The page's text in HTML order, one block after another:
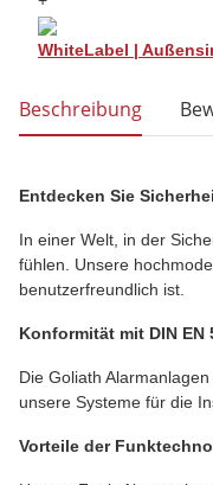
WhiteLabel |
Beschreibung
Entdecken Sie
In einer Welt, in der
fühlen. Unsere
benutzerfreundlich ist.
Konformität mit DIN EN
Die Goliath
unsere Systeme für die
Vorteile der